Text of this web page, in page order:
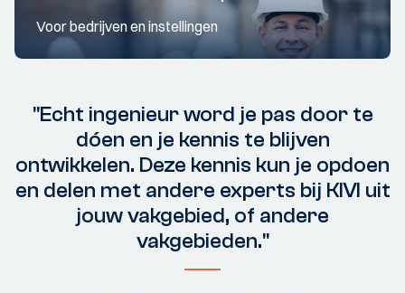
Voor bedrijven en instellingen
"Echt ingenieur word je pas door te
dóen en je kennis te blijven
ontwikkelen. Deze kennis kun je opdoen
en delen met andere experts bij KIVI uit
jouw vakgebied, of andere
vakgebieden."